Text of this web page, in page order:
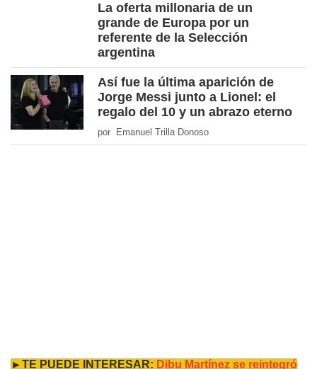
La oferta millonaria de un
grande de Europa por un
referente de la Selección
argentina
Así fue la última aparición de
Jorge Messi junto a Lionel: el
regalo del 10 y un abrazo eterno
por Emanuel Trilla Donoso
►TE PUEDE INTERESAR: Dibu Martínez se reintegró